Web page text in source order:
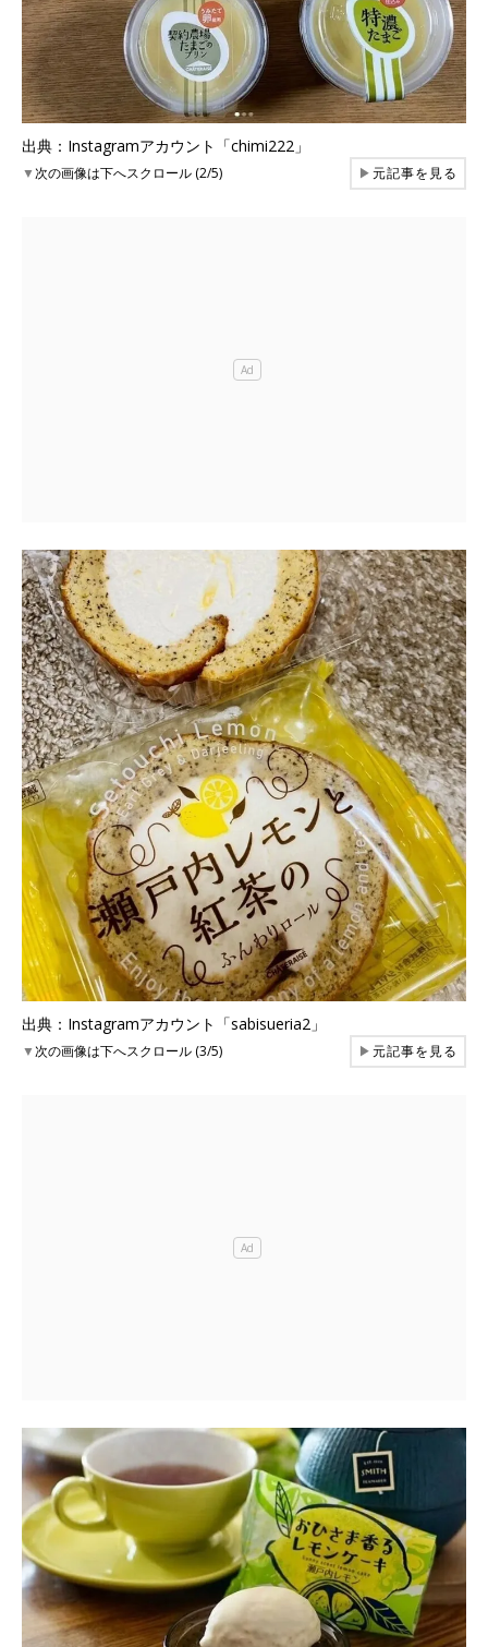
出典：Instagramアカウント「chimi222」
▼次の画像は下へスクロール (2/5) ▶元記事を見る
出典：Instagramアカウント「sabisueria2」
▼次の画像は下へスクロール (3/5) ▶元記事を見る